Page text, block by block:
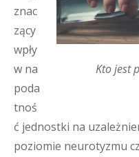
Kto jest
znac
zący
wpły
w na
poda
tnoś
ć jednostki na
poziomie neurotyzmu